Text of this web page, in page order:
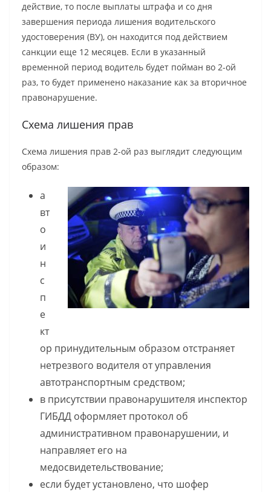
действие, то после выплаты штрафа и со дня
завершения периода лишения водительского
удостоверения (ВУ), он находится под действием
санкции еще 12 месяцев. Если в указанный
временной период водитель будет пойман во 2-ой
раз, то будет применено наказание как за вторичное
правонарушение.
Схема лишения прав
Схема лишения прав 2-ой раз выглядит следующим
образом:
а
вт
о
и
н
с
п
е
кт
ор принудительным образом отстраняет
нетрезвого водителя от управления
автотранспортным средством;
в присутствии правонарушителя инспектор
ГИБДД оформляет протокол об
административном правонарушении, и
направляет его на
медосвидетельствование;
если будет установлено, что шофер